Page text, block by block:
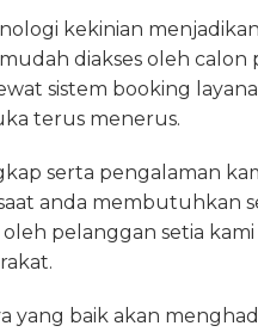
kekinian
diakses oleh calon
sistem booking
terus menerus.
serta pengalaman
anda membutuhkan
pelanggan setia
yang baik akan